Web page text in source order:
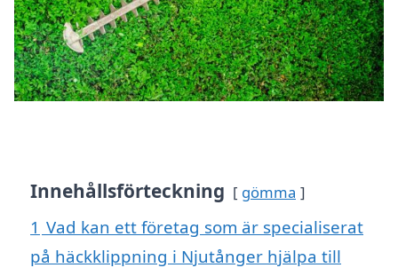
Innehållsförteckning gömma
1 Vad kan ett företag som är specialiserat
på häckklippning i Njutånger hjälpa till